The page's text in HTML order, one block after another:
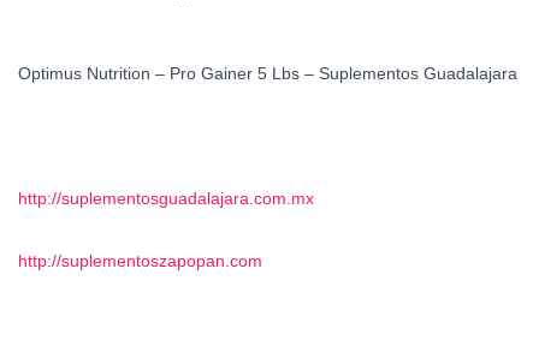
Optimus Nutrition – Pro Gainer 5 Lbs – Suplementos Guadalajara
http://suplementosguadalajara.com.mx
http://suplementoszapopan.com